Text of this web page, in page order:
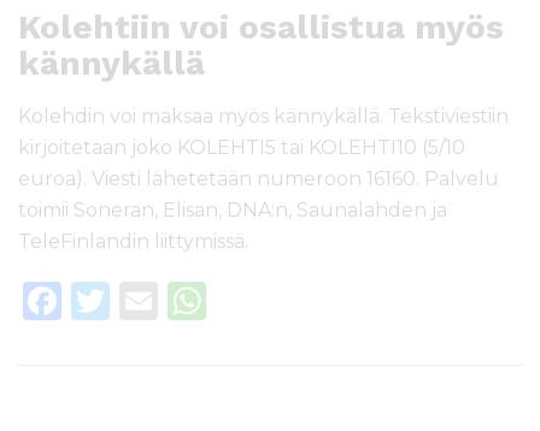
Kolehtiin voi osallistua myös
kännykällä
Kolehdin voi maksaa myös kännykällä. Tekstiviestiin
kirjoitetaan joko KOLEHTI5 tai KOLEHTI10 (5/10
euroa). Viesti lähetetään numeroon 16160. Palvelu
toimii Soneran, Elisan, DNA:n, Saunalahden ja
TeleFinlandin liittymissä.
F
T
E